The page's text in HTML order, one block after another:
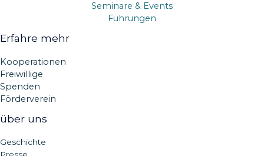
Seminare & Events
Führungen
Erfahre mehr
Kooperationen
Freiwillige
Spenden
Förderverein
über uns
Geschichte